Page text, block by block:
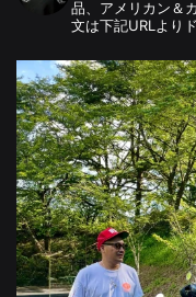
品、アメリカン＆
文は下記URLより